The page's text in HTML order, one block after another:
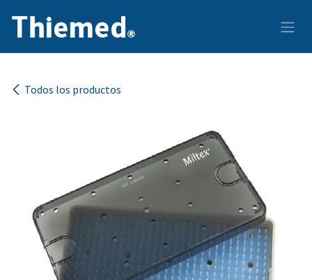
Todos los productos